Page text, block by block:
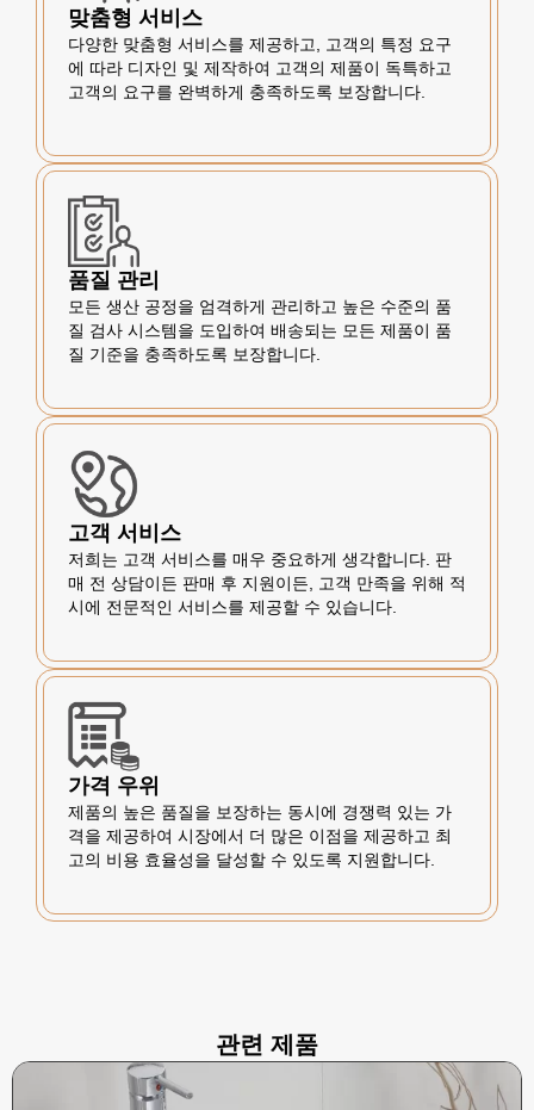
맞춤형 서비스
다양한 맞춤형 서비스를 제공하고, 고객의 특정 요구
에 따라 디자인 및 제작하여 고객의 제품이 독특하고
고객의 요구를 완벽하게 충족하도록 보장합니다.
품질 관리
모든 생산 공정을 엄격하게 관리하고 높은 수준의 품
질 검사 시스템을 도입하여 배송되는 모든 제품이 품
질 기준을 충족하도록 보장합니다.
고객 서비스
저희는 고객 서비스를 매우 중요하게 생각합니다. 판
매 전 상담이든 판매 후 지원이든, 고객 만족을 위해 적
시에 전문적인 서비스를 제공할 수 있습니다.
가격 우위
제품의 높은 품질을 보장하는 동시에 경쟁력 있는 가
격을 제공하여 시장에서 더 많은 이점을 제공하고 최
고의 비용 효율성을 달성할 수 있도록 지원합니다.
관련 제품